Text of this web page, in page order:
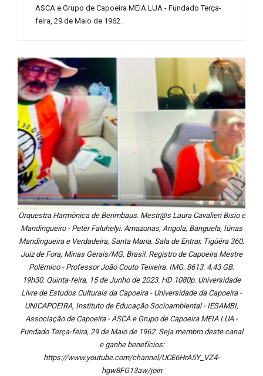
ASCA e Grupo de Capoeira MEIA LUA - Fundado Terça-
feira, 29 de Maio de 1962.
Orquestra Harmônica de Berimbaus. Mestr@s Laura Cavalieri Bisio e
Mandingueiro - Peter Faluhelyi. Amazonas, Angola, Banguela, Iúnas
Mandingueira e Verdadeira, Santa Maria. Sala de Entrar, Tigüéra 360,
Juiz de Fora, Minas Gerais/MG, Brasil. Registro de Capoeira Mestre
Polêmico - Professor João Couto Teixeira. IMG_8613. 4,43 GB.
19h30. Quinta-feira, 15 de Junho de 2023. HD 1080p. Universidade
Livre de Estudos Culturais da Capoeira - Universidade da Capoeira -
UNICAPOEIRA, Instituto de Educação Socioambiental - IESAMBI,
Associação de Capoeira - ASCA e Grupo de Capoeira MEIA LUA -
Fundado Terça-feira, 29 de Maio de 1962. Seja membro deste canal
e ganhe benefícios:
https://www.youtube.com/channel/UCE6HrA5Y_VZ4-
hgw8FG13aw/join